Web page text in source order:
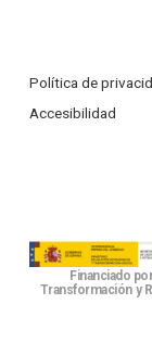
Política de
Accesibilidad
Financiado
Transformación y